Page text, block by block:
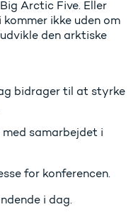
Arctic Five. Eller
ikke uden om
den arktiske
bidrager til at styrke
samarbejdet i
for konferencen.
i dag.